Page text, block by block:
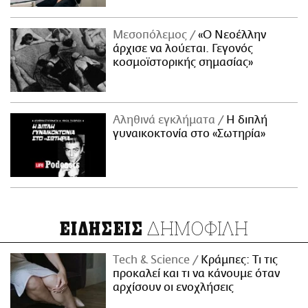
Μεσοπόλεμος
«Ο Νεοέλλην
άρχισε να λούεται. Γεγονός
κοσμοϊστορικής σημασίας»
Αληθινά εγκλήματα
Η διπλή
γυναικοκτονία στο «Σωτηρία»
ΕΙΔΗΣΕΙΣ ΔΗΜΟΦΙΛΗ
Τech & Science
Κράμπες: Τι τις
προκαλεί και τι να κάνουμε όταν
αρχίσουν οι ενοχλήσεις